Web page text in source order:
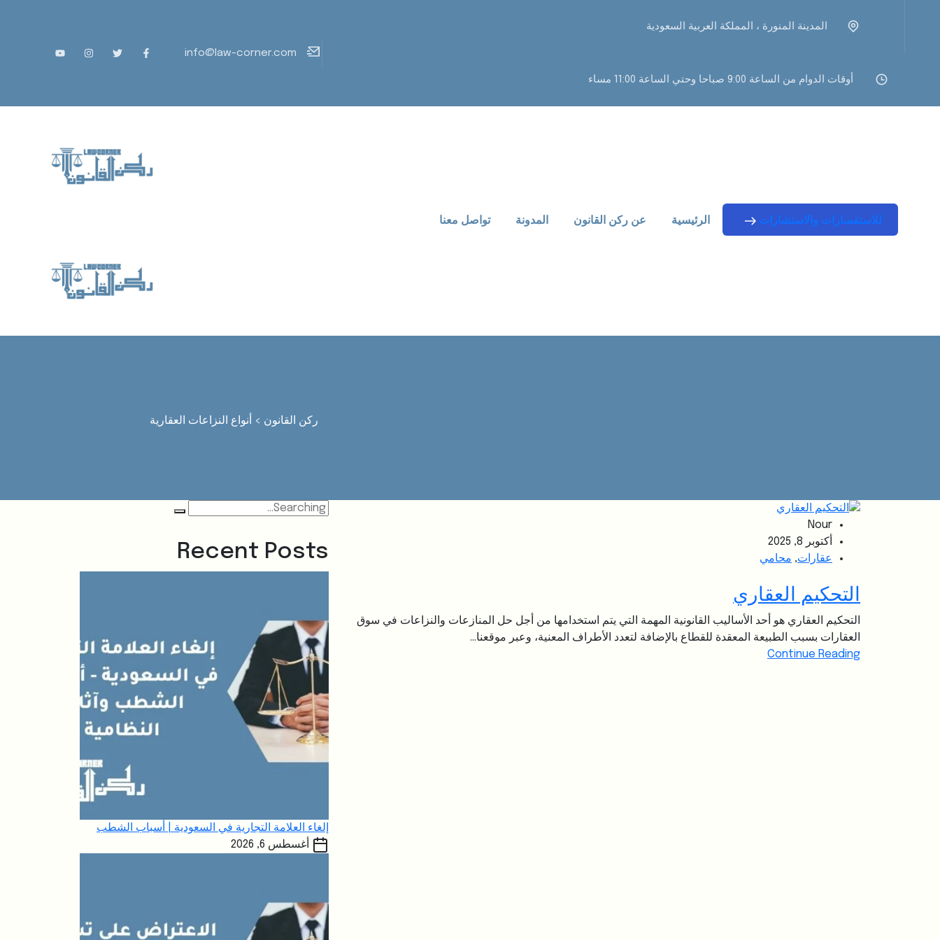
المدينة المنورة ، المملكة العربية السعودية
أوقات الدوام من الساعة 9:00 صباحا وحتي الساعة 11:00 مساء
info@law-corner.com
للاستفسارات والاستشارات الرئيسية عن ركن القانون المدونة تواصل معنا
ركن القانون > أنواع النزاعات العقارية
Nour
أكتوبر 8, 2025
عقارات, محامي
التحكيم العقاري
التحكيم العقاري هو أحد الأساليب القانونية المهمة التي يتم استخدامها من أجل حل المنازعات والنزاعات في سوق
العقارات بسبب الطبيعة المعقدة للقطاع بالإضافة لتعدد الأطراف المعنية، وعبر موقعنا...
Continue Reading
Recent Posts
إلغاء العلامة التجارية في السعودية | أسباب الشطب
أغسطس 6, 2026